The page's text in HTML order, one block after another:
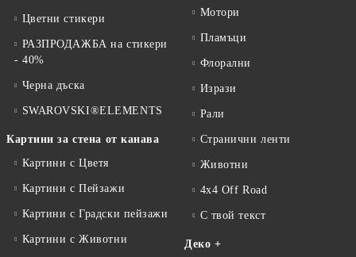
Цветни стикери
РАЗПРОДАЖБА на стикери
- 40%
Черна дъска
SWAROVSKI®ELEMENTS
Картини за стена от канава
Картини с Цветя
Картини с Пейзажи
Картини с Градски пейзажи
Картини с Животни
Мотори
Пламъци
Флорални
Изрази
Рали
Странични ленти
Животни
4x4 Off Road
С твой текст
Деко +